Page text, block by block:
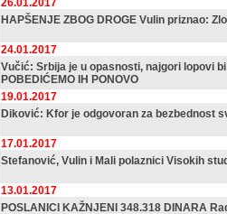
26.01.2017
HAPŠENJE ZBOG DROGE Vulin priznao:
24.01.2017
Vučić: Srbija je u opasnosti, najgori lopovi
POBEDIĆEMO IH PONOVO
19.01.2017
Diković: Kfor je odgovoran za bezbednost
17.01.2017
Stefanović, Vulin i Mali polaznici Visokih
13.01.2017
POSLANICI KAŽNJENI 348.318 DINARA